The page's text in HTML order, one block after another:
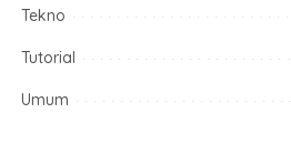
Tekno
Tutorial
Umum